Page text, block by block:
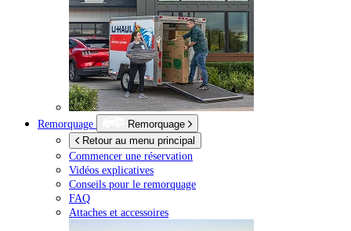
Remorquage
Remorquage
Retour au menu principal
Commencer une réservation
Vidéos explicatives
Conseils pour le remorquage
FAQ
Attaches et accessoires